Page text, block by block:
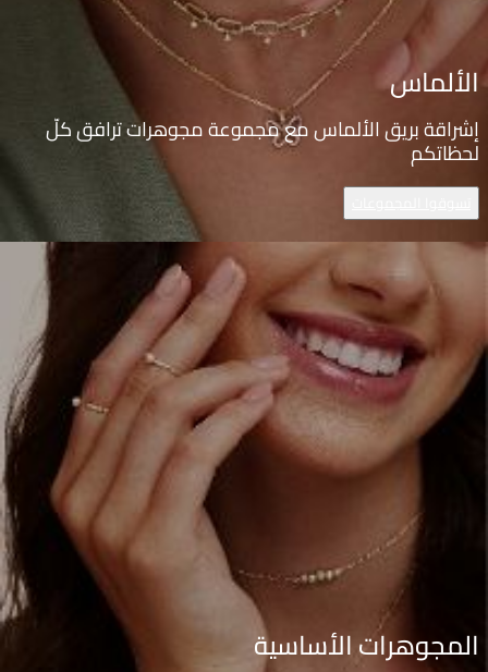
الألماس
إشراقة بريق الألماس مع مجموعة مجوهرات ترافق كلّ
لحظاتكم
المجوهرات الأساسية